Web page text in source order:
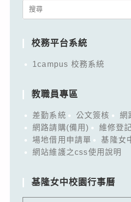
Search
校務平台系統
1campus 校務系統
教職員專區
差勤系統 公文簽核
網
網路請購(備用)
維修登
場地借用申請單
基隆女
網站維護之css使用說明
基隆女中校園行事曆